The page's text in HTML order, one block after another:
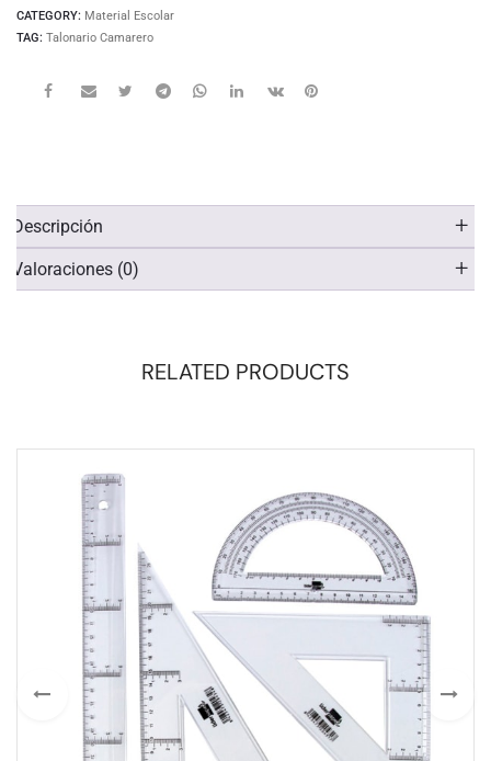
CATEGORY: Material Escolar
TAG: Talonario Camarero
Descripción
Valoraciones (0)
RELATED PRODUCTS